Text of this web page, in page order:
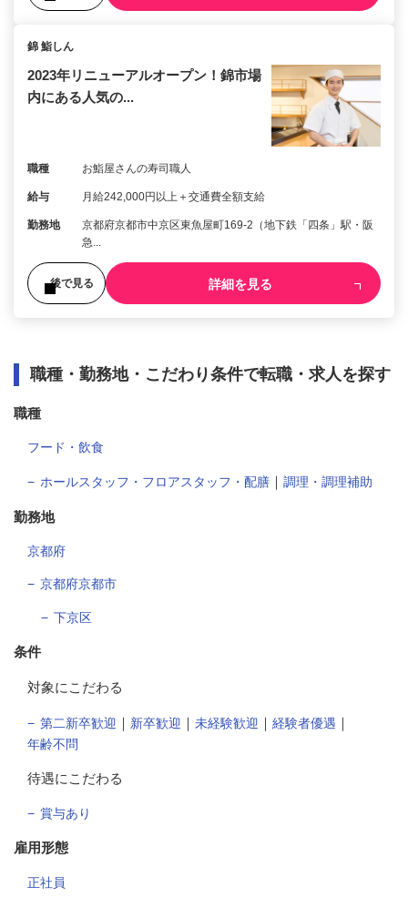
錦 鮨しん
2023年リニューアルオープン！錦市場
内にある人気の...
職種 お鮨屋さんの寿司職人
給与 月給242,000円以上＋交通費全額支給
勤務地
京都府京都市中京区東魚屋町169-2（地下鉄「四条」駅・阪
急...
後で見る 詳細を見る
職種・勤務地・こだわり条件で転職・求人を探す
職種
フード・飲食
ホールスタッフ・フロアスタッフ・配膳 ｜ 調理・調理補助
勤務地
京都府
京都府京都市
下京区
条件
対象にこだわる
第二新卒歓迎 ｜ 新卒歓迎 ｜ 未経験歓迎 ｜ 経験者優遇 ｜
年齢不問
待遇にこだわる
賞与あり
雇用形態
正社員